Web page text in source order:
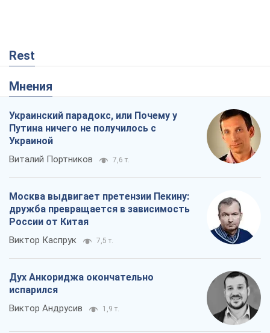
Rest
Мнения
Украинский парадокс, или Почему у
Путина ничего не получилось с
Украиной
Виталий Портников 7,6 т.
Москва выдвигает претензии Пекину:
дружба превращается в зависимость
России от Китая
Виктор Каспрук 7,5 т.
Дух Анкориджа окончательно
испарился
Виктор Андрусив 1,9 т.